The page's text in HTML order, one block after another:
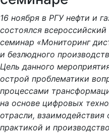
16 ноября в РГУ нефти и
состоялся
семинар «Мониторинг
и безлюдного
Цель данного
острой проблематики
процессами
на основе цифровых
отрасли, взаимодействия
практикой и
тенденций цифровой